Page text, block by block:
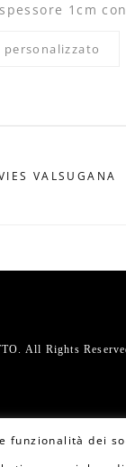
1cm
VALSUGANA
All Rights
dei